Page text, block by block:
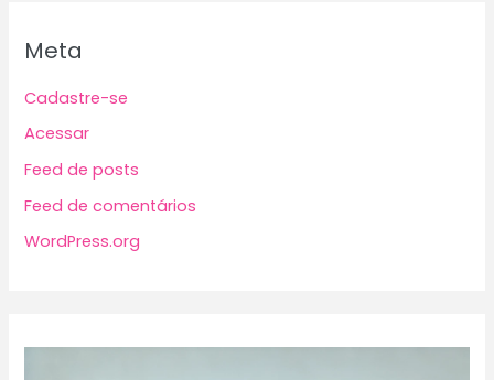
Meta
Cadastre-se
Acessar
Feed de posts
Feed de comentários
WordPress.org